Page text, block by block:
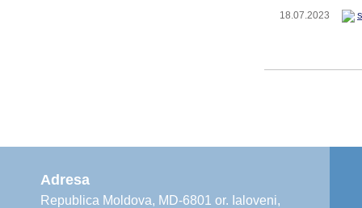
18.07.2023
Adresa
Republica Moldova, MD-6801 or. Ialoveni,